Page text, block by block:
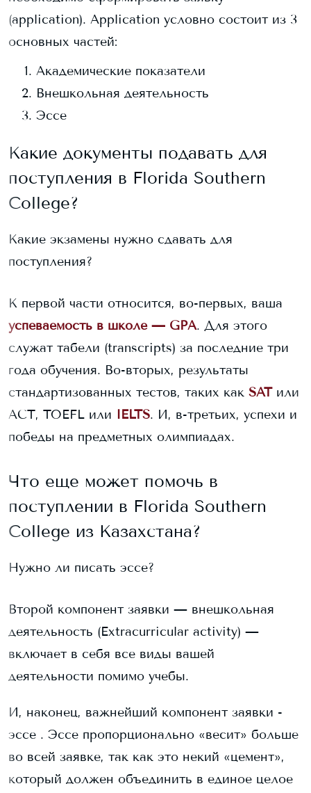
(application). Application условно состоит из 3
основных частей:
Академические показатели
Внешкольная деятельность
Эссе
Какие документы подавать для
поступления в Florida Southern
College?
Какие экзамены нужно сдавать для
поступления?
К первой части относится, во-первых, ваша
успеваемость в школе — GPA. Для этого
служат табели (transcripts) за последние три
года обучения. Во-вторых, результаты
стандартизованных тестов, таких как SAT или
ACT, TOEFL или IELTS. И, в-третьих, успехи и
победы на предметных олимпиадах.
Что еще может помочь в
поступлении в Florida Southern
College из Казахстана?
Нужно ли писать эссе?
Второй компонент заявки — внешкольная
деятельность (Extracurricular activity) —
включает в себя все виды вашей
деятельности помимо учебы.
И, наконец, важнейший компонент заявки -
эссе . Эссе пропорционально «весит» больше
во всей заявке, так как это некий «цемент»,
который должен объединить в единое целое